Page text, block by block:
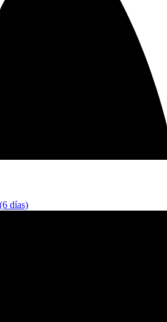
(2 días)
días)
5 DÍAS Menu
días)